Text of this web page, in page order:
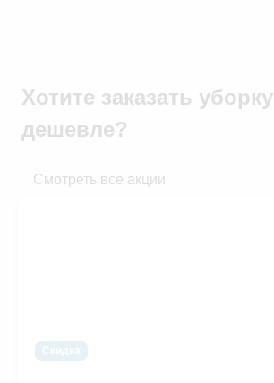
Хотите заказать уборку
дешевле?
Смотреть все акции
Скидка